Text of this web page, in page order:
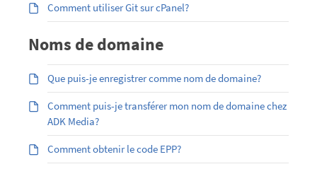
Comment utiliser Git sur cPanel?
Noms de domaine
Que puis-je enregistrer comme nom de domaine?
Comment puis-je transférer mon nom de domaine chez
ADK Media?
Comment obtenir le code EPP?